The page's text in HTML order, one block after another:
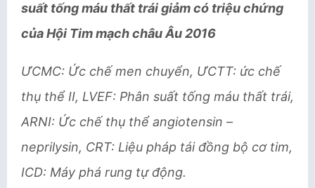
suất tống máu thất trái giảm có triệu chứng
của Hội Tim mạch châu Âu 2016
ƯCMC: Ức chế men chuyển, ƯCTT: ức chế
thụ thể II, LVEF: Phân suất tống máu thất trái,
ARNI: Ức chế thụ thể angiotensin –
neprilysin, CRT: Liệu pháp tái đồng bộ cơ tim,
ICD: Máy phá rung tự động.